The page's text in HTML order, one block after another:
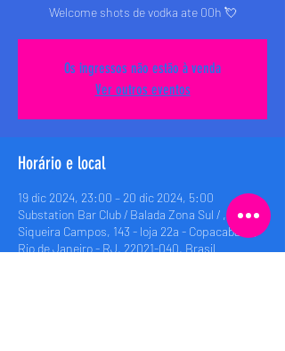
Welcome shots de vodka ate 00h 💘
Os ingressos não estão à venda
Ver outros eventos
Horário e local
19 dic 2024, 23:00 – 20 dic 2024, 5:00
Substation Bar Club / Balada Zona Sul / , Rua
Siqueira Campos, 143 - loja 22a - Copacabana,
Rio de Janeiro - RJ, 22021-040, Brasil